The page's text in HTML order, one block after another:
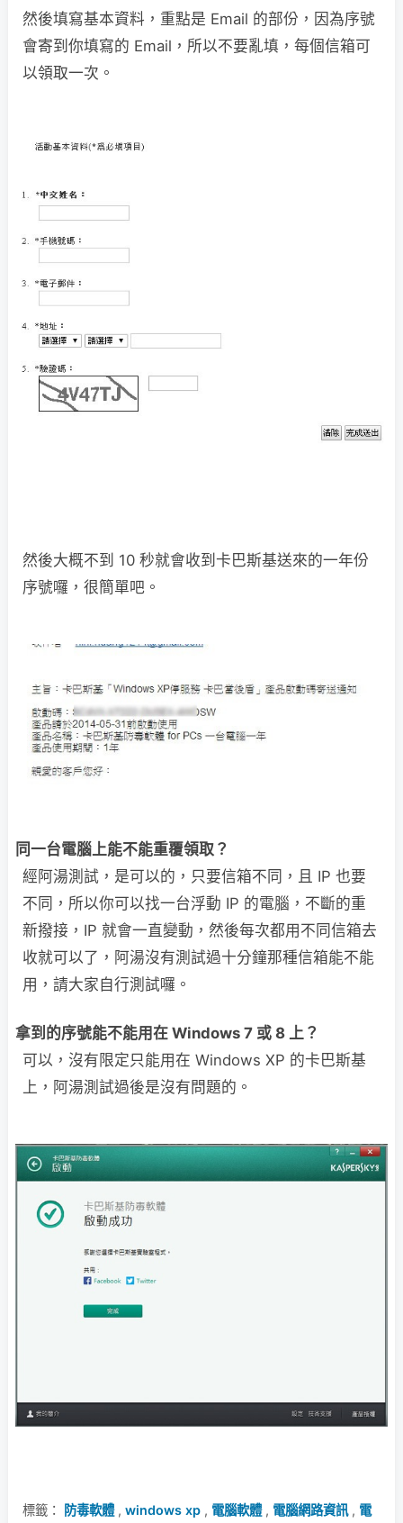
然後填寫基本資料，重點是 Email 的部份，因為序號
會寄到你填寫的 Email，所以不要亂填，每個信箱可
以領取一次。
然後大概不到 10 秒就會收到卡巴斯基送來的一年份
序號囉，很簡單吧。
同一台電腦上能不能重覆領取？
經阿湯測試，是可以的，只要信箱不同，且 IP 也要
不同，所以你可以找一台浮動 IP 的電腦，不斷的重
新撥接，IP 就會一直變動，然後每次都用不同信箱去
收就可以了，阿湯沒有測試過十分鐘那種信箱能不能
用，請大家自行測試囉。
拿到的序號能不能用在 Windows 7 或 8 上？
可以，沒有限定只能用在 Windows XP 的卡巴斯基
上，阿湯測試過後是沒有問題的。
標籤： 防毒軟體, windows xp , 電腦軟體, 電腦網路資訊, 電